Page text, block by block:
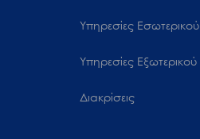
Υπηρεσίες Εσωτερικού
Υπηρεσίες Εξωτερικού
Διακρίσεις